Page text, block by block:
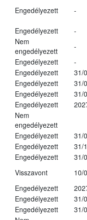
Engedélyezett -
Engedélyezett
-
Nem
engedélyezett
-
Engedélyezett
-
Engedélyezett
31/
Engedélyezett
31/
Engedélyezett
31/
Engedélyezett
Nem
engedélyezett
Engedélyezett
31/
Engedélyezett
31/
Engedélyezett
31/
Visszavont
10/
Engedélyezett
Engedélyezett
31/
Engedélyezett
31/